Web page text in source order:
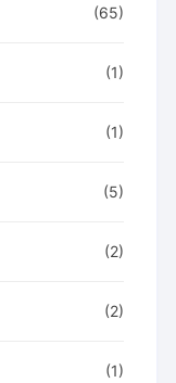
(65)
(1)
(1)
(5)
(2)
(2)
(1)